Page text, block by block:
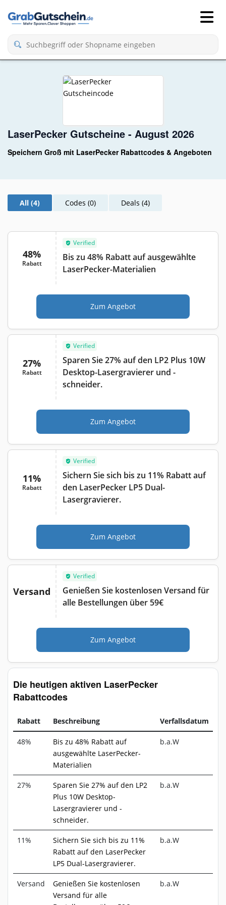
LaserPecker Gutscheine - August 2026
Speichern Groß mit LaserPecker Rabattcodes & Angeboten
All (4) Codes (0) Deals (4)
48%
Rabatt
Verified
Bis zu 48% Rabatt auf ausgewählte
LaserPecker-Materialien
Zum Angebot
27%
Rabatt
Verified
Sparen Sie 27% auf den LP2 Plus 10W
Desktop-Lasergravierer und -
schneider.
Zum Angebot
11%
Rabatt
Verified
Sichern Sie sich bis zu 11% Rabatt auf
den LaserPecker LP5 Dual-
Lasergravierer.
Zum Angebot
Versand
Verified
Genießen Sie kostenlosen Versand für
alle Bestellungen über 59€
Zum Angebot
Die heutigen aktiven LaserPecker
Rabattcodes
Rabatt Beschreibung Verfallsdatum
48%
Bis zu 48% Rabatt auf
ausgewählte LaserPecker-
Materialien
b.a.W
27%
Sparen Sie 27% auf den LP2
Plus 10W Desktop-
Lasergravierer und -
schneider.
b.a.W
11%
Sichern Sie sich bis zu 11%
Rabatt auf den LaserPecker
LP5 Dual-Lasergravierer.
b.a.W
Versand
Genießen Sie kostenlosen
Versand für alle
b.a.W